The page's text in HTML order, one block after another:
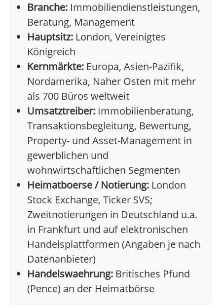
Branche: Immobiliendienstleistungen,
Beratung, Management
Hauptsitz: London, Vereinigtes
Königreich
Kernmärkte: Europa, Asien-Pazifik,
Nordamerika, Naher Osten mit mehr
als 700 Büros weltweit
Umsatztreiber: Immobilienberatung,
Transaktionsbegleitung, Bewertung,
Property- und Asset-Management in
gewerblichen und
wohnwirtschaftlichen Segmenten
Heimatboerse / Notierung: London
Stock Exchange, Ticker SVS;
Zweitnotierungen in Deutschland u.a.
in Frankfurt und auf elektronischen
Handelsplattformen (Angaben je nach
Datenanbieter)
Handelswaehrung: Britisches Pfund
(Pence) an der Heimatbörse